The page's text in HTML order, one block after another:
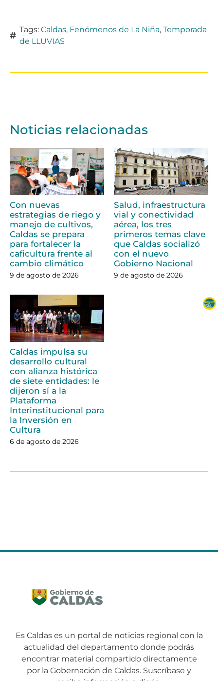
Tags: Caldas, Fenómenos de La Niña, Temporada
de LLUVIAS
Noticias relacionadas
Con nuevas
estrategias de riego y
manejo de cultivos,
Caldas se prepara
para fortalecer la
caficultura frente al
cambio climático
9 de agosto de 2026
Salud, infraestructura
vial y conectividad
aérea, los tres
primeros temas clave
que Caldas socializó
con el nuevo
Gobierno Nacional
9 de agosto de 2026
Caldas impulsa su
desarrollo cultural
con alianza histórica
de siete entidades: le
dijeron sí a la
Plataforma
Interinstitucional para
la Inversión en
Cultura
6 de agosto de 2026
Es Caldas es un portal de noticias regional con la
actualidad del departamento donde podrás
encontrar material compartido directamente
por la Gobernación de Caldas. Suscríbase y